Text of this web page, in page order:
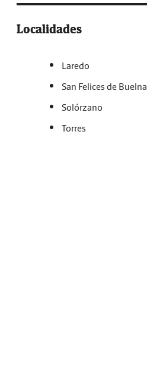
Localidades
Laredo
San Felices de Buelna
Solórzano
Torres